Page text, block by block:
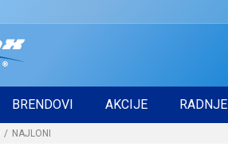
BRENDOVI AKCIJE RADNJE
NAJLONI